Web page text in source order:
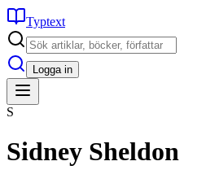
Typtext
Logga in
S
Sidney Sheldon